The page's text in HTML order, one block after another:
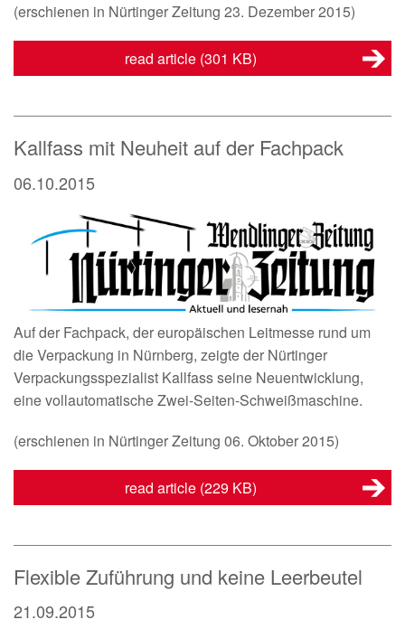
(erschienen in Nürtinger Zeitung 23. Dezember 2015)
read article (301 KB)
Kallfass mit Neuheit auf der Fachpack
06.10.2015
Auf der Fachpack, der europäischen Leitmesse rund um
die Verpackung in Nürnberg, zeigte der Nürtinger
Verpackungsspezialist Kallfass seine Neuentwicklung,
eine vollautomatische Zwei-Seiten-Schweißmaschine.
(erschienen in Nürtinger Zeitung 06. Oktober 2015)
read article (229 KB)
Flexible Zuführung und keine Leerbeutel
21.09.2015